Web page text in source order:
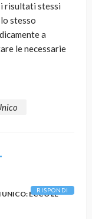
risultati stessi
stesso
a
le necessarie
ECCO LE
RISPONDI